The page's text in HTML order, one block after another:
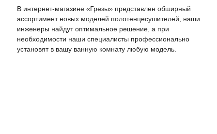
В интернет-магазине «Грезы» представлен обширный
ассортимент новых моделей полотенцесушителей, наши
инженеры найдут оптимальное решение, а при
необходимости наши специалисты профессионально
установят в вашу ванную комнату любую модель.